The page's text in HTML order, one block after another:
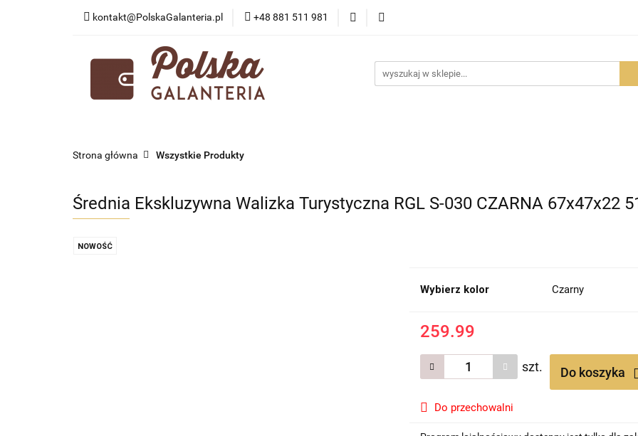
kontakt@PolskaGalanteria.pl +48 881 511 981
KATEGORIE NOWOŚCI PROMOCJE
PORADY I AKTUALNOŚCI
Strona główna Wszystkie Produkty
Średnia Ekskluzywna Walizka Turystyczna RGL S-030 CZARNA 67x47x22
NOWOŚĆ
Wybierz kolor Czarny
259.99
szt. Do koszyka
Do przechowalni